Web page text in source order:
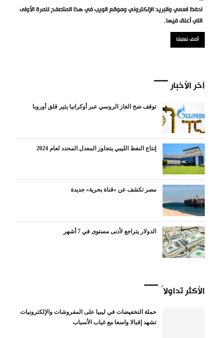
احفظ اسمي والبريد الإلكتروني وموقع الويب في هذا المتصفح للمرة الأولى
التي أعلق فيها.
آخر الأخبار
توقف ضخ الغاز الروسي عبر أوكرانيا يثير قلق أوروبا
إنتاج النفط الليبي يتجاوز المعدل المحدد لعام 2024
مصر تكشف عن «قناة بحرية» جديدة
الدولار يتراجع لأدنى مستوى في 7 أشهر
الأكثر تداولاً
حملة التخفيضات في ليبيا على المفروشات والإلكترونيات
تشهد إقبالا واسعا مع غياب الأسباب